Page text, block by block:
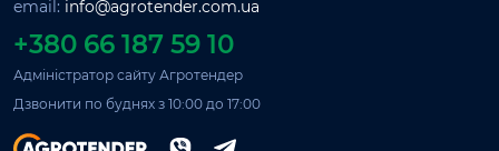
email: info@agrotender.com.ua
+380 66 187 59 10
Адміністратор сайту Агротендер
Дзвонити по буднях з 10:00 до 17:00